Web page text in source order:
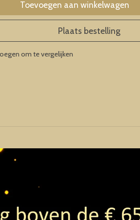
Toevoegen aan winkelwagen
Plaats bestelling
om te vergelijken